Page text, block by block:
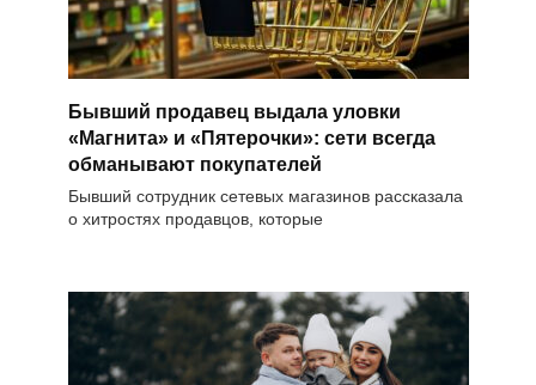
Бывший продавец выдала уловки
«Магнита» и «Пятерочки»: сети всегда
обманывают покупателей
Бывший сотрудник сетевых магазинов рассказала
о хитростях продавцов, которые